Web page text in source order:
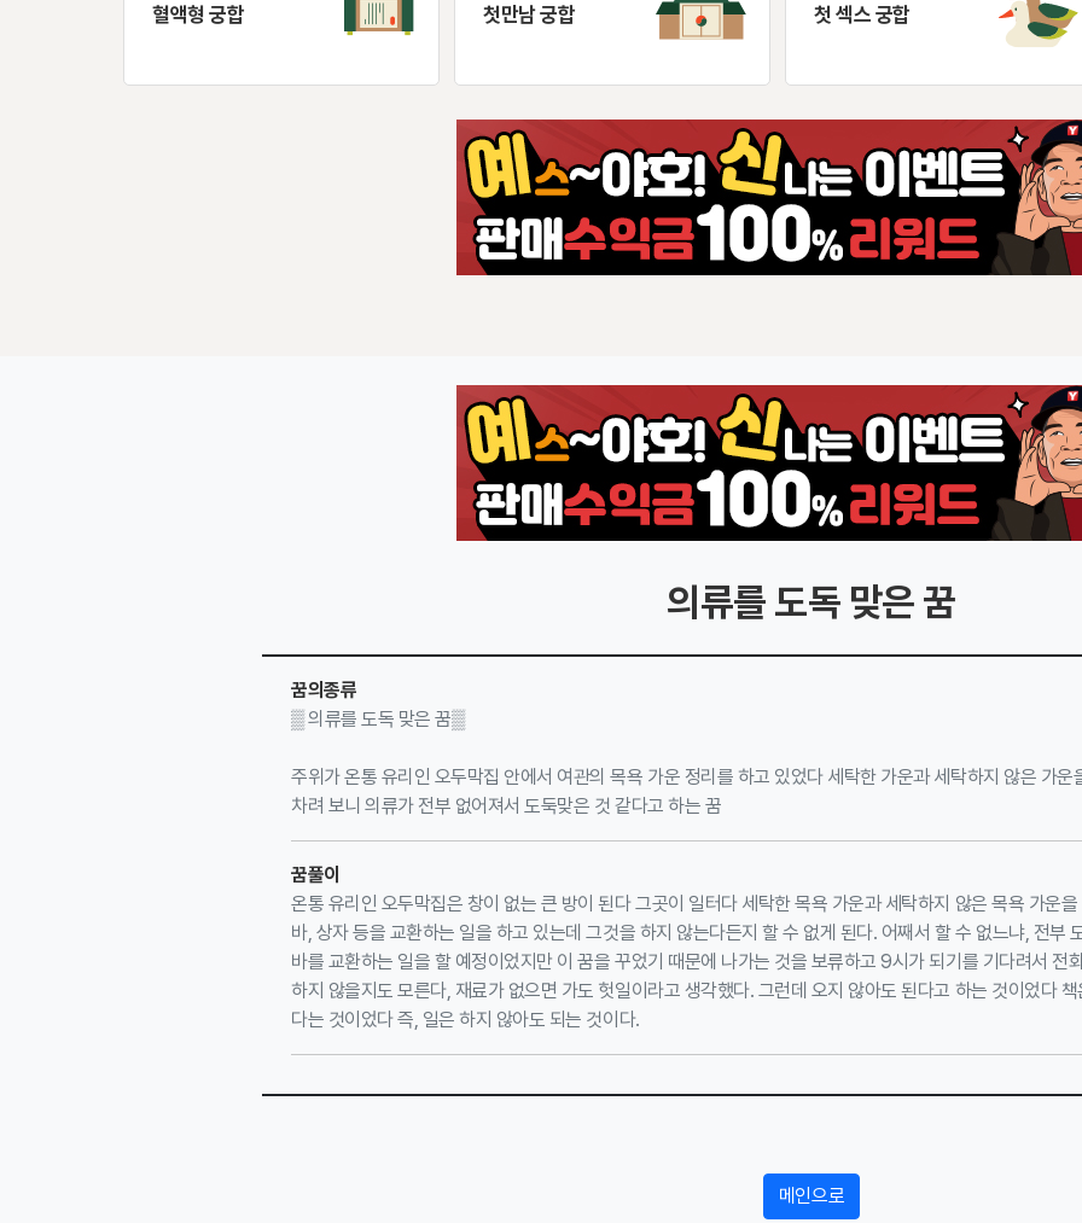
혈액형 궁합 첫만남 궁합 첫 섹스 궁합
의류를 도독 맞은 꿈
꿈의종류
▒ 의류를 도독 맞은 꿈▒
주위가 온통 유리인 오두막집 안에서 여관의 목욕 가운 정리를 하고 있었다 세탁한 가운과 세탁하지 않은 가
차려 보니 의류가 전부 없어져서 도둑맞은 것 같다고 하는 꿈
꿈풀이
온통 유리인 오두막집은 창이 없는 큰 방이 된다 그곳이 일터다 세탁한 목욕 가운과 세탁하지 않은 목욕 가운
바, 상자 등을 교환하는 일을 하고 있는데 그것을 하지 않는다든지 할 수 없게 된다. 어째서 할 수 없느냐, 전부
바를 교환하는 일을 할 예정이었지만 이 꿈을 꾸었기 때문에 나가는 것을 보류하고 9시가 되기를 기다려서 전
하지 않을지도 모른다, 재료가 없으면 가도 헛일이라고 생각했다. 그런데 오지 않아도 된다고 하는 것이었다
다는 것이었다 즉, 일은 하지 않아도 되는 것이다.
메인으로